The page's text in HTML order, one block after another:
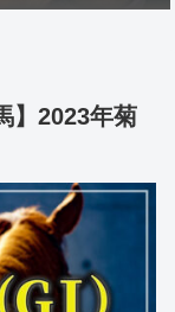
】2023年菊